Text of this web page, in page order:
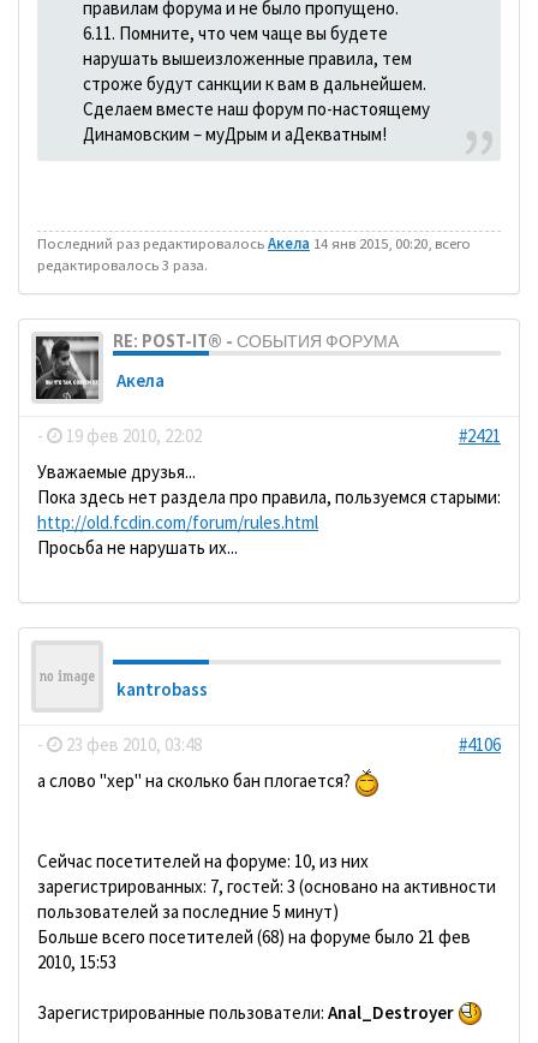
правилам форума и не было пропущено.
6.11. Помните, что чем чаще вы будете
нарушать вышеизложенные правила, тем
строже будут санкции к вам в дальнейшем.
Сделаем вместе наш форум по-настоящему
Динамовским – муДрым и аДекватным!
Последний раз редактировалосьАкела 14 янв 2015, 00:20, всего
редактировалось 3 раза.
RE: POST-IT® - СОБЫТИЯ ФОРУМА
Акела
- 19 фев 2010, 22:02
#2421
Уважаемые друзья...
Пока здесь нет раздела про правила, пользуемся старыми:
http://old.fcdin.com/forum/rules.html
Просьба не нарушать их...
kantrobass
- 23 фев 2010, 03:48
#4106
а слово "хер" на сколько бан плогается?
Сейчас посетителей на форуме: 10, из них
зарегистрированных: 7, гостей: 3 (основано на активности
пользователей за последние 5 минут)
Больше всего посетителей (68) на форуме было 21 фев
2010, 15:53
Зарегистрированные пользователи: Anal_Destroyer